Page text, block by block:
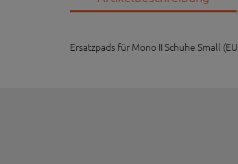
Ersatzpads für Mono II Schuhe Small